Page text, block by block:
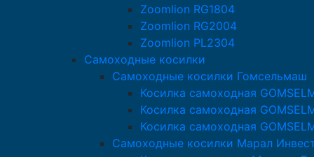
Zoomlion RG1804
Zoomlion RG2004
Zoomlion PL2304
Самоходные косилки
Самоходные косилки Гомсельмаш
Косилка самоходная
Косилка самоходная
Косилка самоходная
Самоходные косилки Марал